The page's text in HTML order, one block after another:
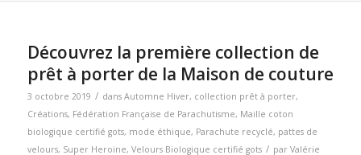
Découvrez la première collection de
prêt à porter de la Maison de couture
3 octobre 2019 / dans Automne Hiver, collection prêt à porter,
Créations, Fédération Française de Parachutisme, Maille coton
biologique certifié gots, mode éthique, Parachute recyclé, pattes de
velours, Super Heroine, Velours Biologique certifié gots / par Valérie